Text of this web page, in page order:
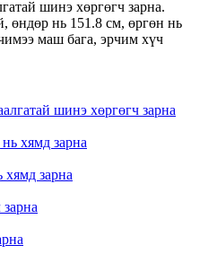
шинэ хөргөгч зарна.
өндөр нь 151.8 см, өргөн нь
маш бага, эрчим хүч
хямд зарна